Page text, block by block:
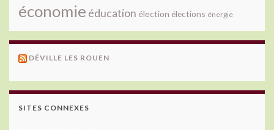
économie éducation élection élections énergie
DÉVILLE LES ROUEN
SITES CONNEXES